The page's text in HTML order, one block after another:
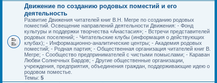
Движение по созданию родовых поместий и его
деятельность
Развитие Движения читателей книг В.Н. Мегре по созданию родовых
поместий. Освещение направлений деятельности Движения: - Фонд
культуры и поддержки творчества «Анастасия»; - Встречи представителей
родовых поселений; - Читательские клубы (информация о действующих
клубах); - Информационно-аналитические центры; - Академия родовых
поместий; - Родная партия; - Общественная организация читателей книг В.
Мегре; - Сообщество предпринимателей с чистыми помыслами; - Караван
Любви Солнечных Бардов; - Другие общественные организации,
учреждения, предприятия, объединения граждан, поддерживающие идею о
родовом поместье.
Темы: 5